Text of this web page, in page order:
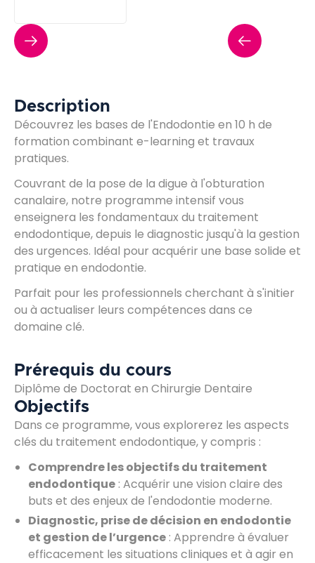
Description
Découvrez les bases de l'Endodontie en 10 h de
formation combinant e-learning et travaux
pratiques.
Couvrant de la pose de la digue à l'obturation
canalaire, notre programme intensif vous
enseignera les fondamentaux du traitement
endodontique, depuis le diagnostic jusqu'à la gestion
des urgences. Idéal pour acquérir une base solide et
pratique en endodontie.
Parfait pour les professionnels cherchant à s'initier
ou à actualiser leurs compétences dans ce
domaine clé.
Prérequis du cours
Diplôme de Doctorat en Chirurgie Dentaire
Objectifs
Dans ce programme, vous explorerez les aspects
clés du traitement endodontique, y compris :
Comprendre les objectifs du traitement
endodontique : Acquérir une vision claire des
buts et des enjeux de l'endodontie moderne.
Diagnostic, prise de décision en endodontie
et gestion de l’urgence : Apprendre à évaluer
efficacement les situations cliniques et à agir en